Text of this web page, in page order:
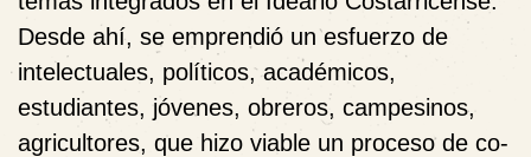
Desde ahí, se emprendió un esfuerzo de
intelectuales, políticos, académicos,
estudiantes, jóvenes, obreros, campesinos,
agricultores, que hizo viable un proceso de co-